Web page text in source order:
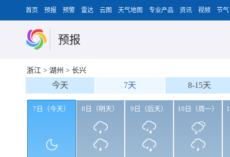
首页 预报 预警 雷达 云图 天气地图 专业产品 资讯 视频 节气
预报
浙江 > 湖州 > 长兴
今天 7天 8-15天
7日（今天） 8日（明天） 9日（后天） 10日（周一）